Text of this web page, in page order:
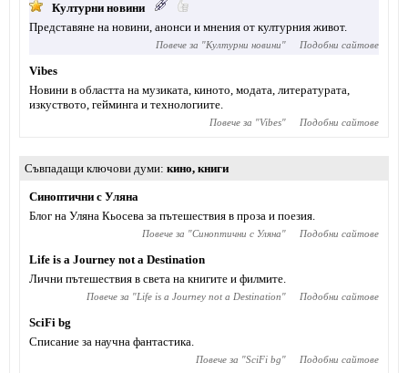
Културни новини
Представяне на новини, анонси и мнения от културния живот.
Повече за "Културни новини" Подобни сайтове
Vibes
Новини в областта на музиката, киното, модата, литературата,
изкуството, гейминга и технологиите.
Повече за "Vibes" Подобни сайтове
Съвпадащи ключови думи кино, книги
Синоптични с Уляна
Блог на Уляна Кьосева за пътешествия в проза и поезия.
Повече за "Синоптични с Уляна" Подобни сайтове
Life is a Journey not a Destination
Лични пътешествия в света на книгите и филмите.
Повече за "Life is a Journey not a Destination" Подобни сайтове
SciFi bg
Списание за научна фантастика.
Повече за "SciFi bg" Подобни сайтове